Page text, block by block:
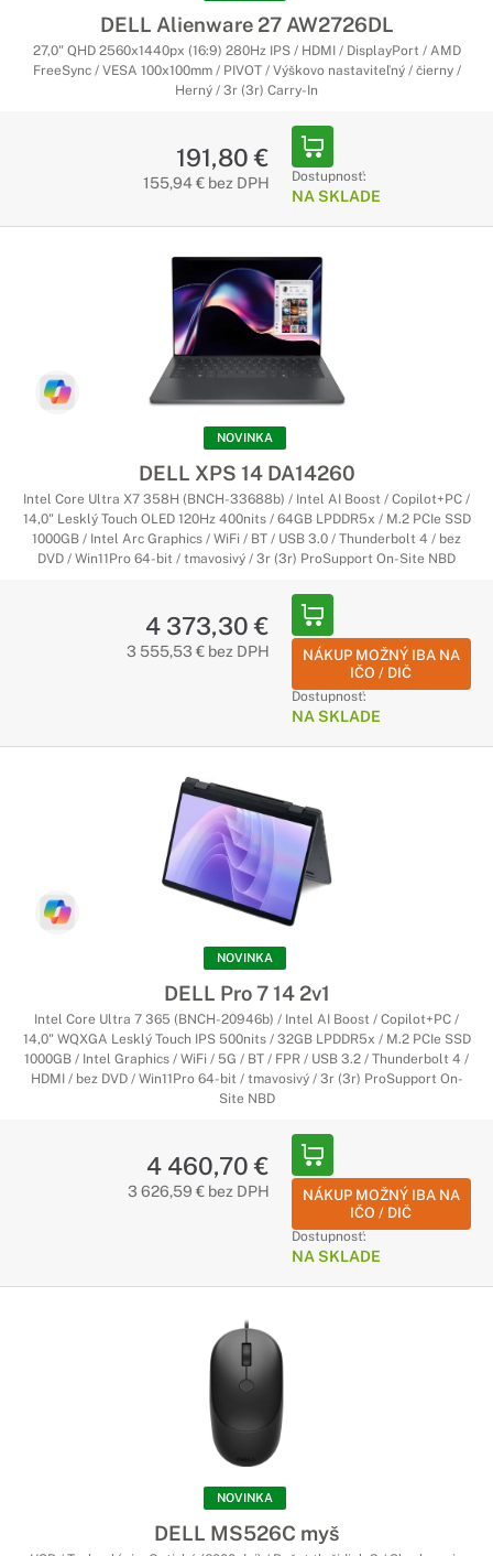
DELL Alienware 27 AW2726DL
27,0" QHD 2560x1440px (16:9) 280Hz IPS / HDMI / DisplayPort / AMD
FreeSync / VESA 100x100mm / PIVOT / Výškovo nastaviteľný / čierny /
Herný / 3r (3r) Carry-In
191,80 €
155,94 € bez DPH Dostupnosť:
NA SKLADE
NOVINKA
DELL XPS 14 DA14260
Intel Core Ultra X7 358H (BNCH-33688b) / Intel AI Boost / Copilot+PC /
14,0" Lesklý Touch OLED 120Hz 400nits / 64GB LPDDR5x / M.2 PCIe SSD
1000GB / Intel Arc Graphics / WiFi / BT / USB 3.0 / Thunderbolt 4 / bez
DVD / Win11Pro 64-bit / tmavosivý / 3r (3r) ProSupport On-Site NBD
4 373,30 €
3 555,53 € bez DPH
NÁKUP MOŽNÝ IBA NA
IČO / DIČ
Dostupnosť:
NA SKLADE
NOVINKA
DELL Pro 7 14 2v1
Intel Core Ultra 7 365 (BNCH-20946b) / Intel AI Boost / Copilot+PC /
14,0" WQXGA Lesklý Touch IPS 500nits / 32GB LPDDR5x / M.2 PCIe SSD
1000GB / Intel Graphics / WiFi / 5G / BT / FPR / USB 3.2 / Thunderbolt 4 /
HDMI / bez DVD / Win11Pro 64-bit / tmavosivý / 3r (3r) ProSupport On-
Site NBD
4 460,70 €
3 626,59 € bez DPH
NÁKUP MOŽNÝ IBA NA
IČO / DIČ
Dostupnosť:
NA SKLADE
NOVINKA
DELL MS526C myš